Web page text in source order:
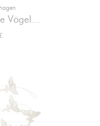
Vögel...